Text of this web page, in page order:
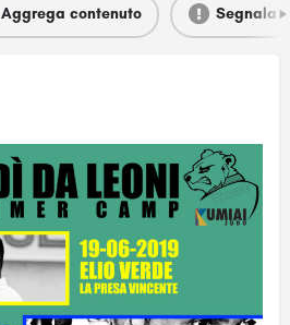
Aggrega contenuto Segnala